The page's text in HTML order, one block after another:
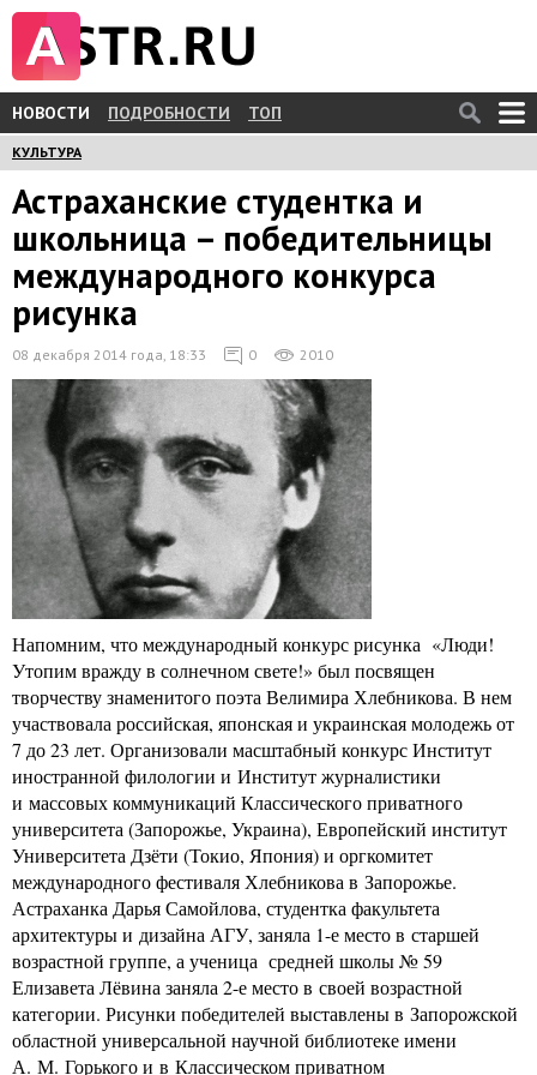
НОВОСТИ ПОДРОБНОСТИ ТОП
КУЛЬТУРА
Астраханские студентка и
школьница – победительницы
международного конкурса
рисунка
08 декабря 2014 года, 18:33 0 2010
Напомним, что международный конкурс рисунка «Люди!
Утопим вражду в солнечном свете!» был посвящен
творчеству знаменитого поэта Велимира Хлебникова. В нем
участвовала российская, японская и украинская молодежь от
7 до 23 лет. Организовали масштабный конкурс Институт
иностранной филологии и Институт журналистики
и массовых коммуникаций Классического приватного
университета (Запорожье, Украина), Европейский институт
Университета Дзёти (Токио, Япония) и оргкомитет
международного фестиваля Хлебникова в Запорожье.
Астраханка Дарья Самойлова, студентка факультета
архитектуры и дизайна АГУ, заняла 1-е место в старшей
возрастной группе, а ученица средней школы № 59
Елизавета Лёвина заняла 2-е место в своей возрастной
категории. Рисунки победителей выставлены в Запорожской
областной универсальной научной библиотеке имени
А. М. Горького и в Классическом приватном